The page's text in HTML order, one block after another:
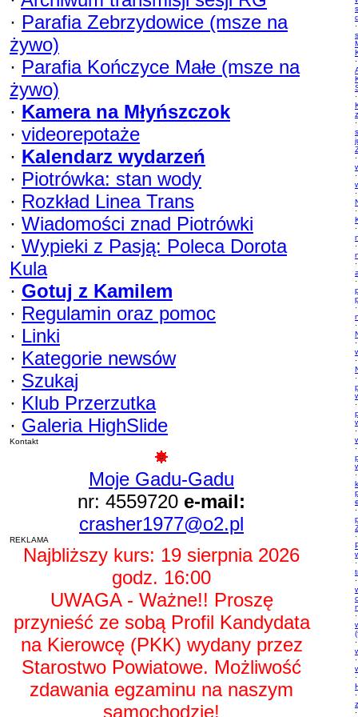
· Parafia Zebrzydowice (msze na
żywo)
· Parafia Kończyce Małe (msze na
żywo)
· Kamera na Młyńszczok
· videorepotaże
· Kalendarz wydarzeń
· Piotrówka: stan wody
· Rozkład Linea Trans
· Wiadomości znad Piotrówki
· Wypieki z Pasją: Poleca Dorota
Kula
· Gotuj z Kamilem
· Regulamin oraz pomoc
· Linki
· Kategorie newsów
· Szukaj
· Klub Przerzutka
· Galeria HighSlide
Kontakt
Moje Gadu-Gadu
nr: 4559720 e-mail:
crasher1977@o2.pl
REKLAMA
Najbliższy kurs: 19 sierpnia 2026
godz. 16:00
UWAGA - Ważne!! Proszę
przynieść ze sobą Profil Kandydata
na Kierowcę (PKK) wydany przez
Starostwo Powiatowe. Możliwość
zdawania egzaminu na naszym
samochodzie!
·
·
·
·
·
·
·
·
·
·
·
·
·
·
·
·
·
·
·
·
·
·
·
·
·
·
·
·
·
·
·